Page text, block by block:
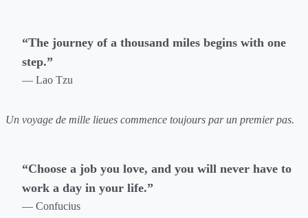
“The journey of a thousand miles begins with one
step.”
— Lao Tzu
Un voyage de mille lieues commence toujours par un premier pas.
“Choose a job you love, and you will never have to
work a day in your life.”
— Confucius